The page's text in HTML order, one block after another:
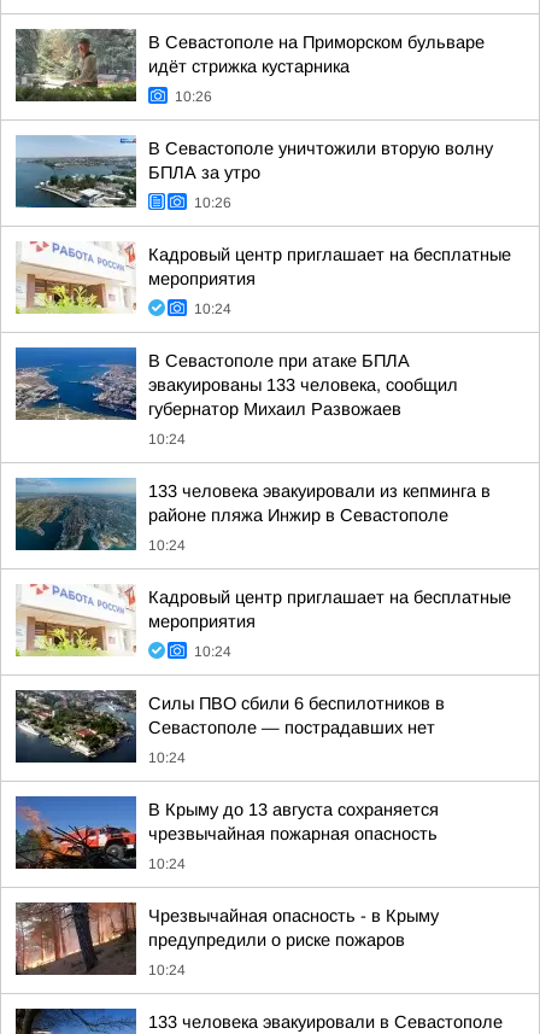
В Севастополе на Приморском бульваре
идёт стрижка кустарника
10:26
В Севастополе уничтожили вторую волну
БПЛА за утро
10:26
Кадровый центр приглашает на бесплатные
мероприятия
10:24
В Севастополе при атаке БПЛА
эвакуированы 133 человека, сообщил
губернатор Михаил Развожаев
10:24
133 человека эвакуировали из кепминга в
районе пляжа Инжир в Севастополе
10:24
Кадровый центр приглашает на бесплатные
мероприятия
10:24
Силы ПВО сбили 6 беспилотников в
Севастополе — пострадавших нет
10:24
В Крыму до 13 августа сохраняется
чрезвычайная пожарная опасность
10:24
Чрезвычайная опасность - в Крыму
предупредили о риске пожаров
10:24
133 человека эвакуировали в Севастополе